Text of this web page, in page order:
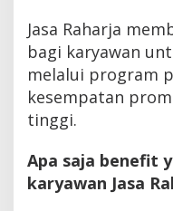
Jasa Raharja
bagi karyawan
melalui program
kesempatan
tinggi.
Apa saja benefit
karyawan Jasa